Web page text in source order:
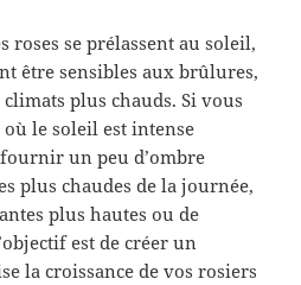
roses se prélassent au soleil,
être sensibles aux brûlures,
plus chauds. Si vous
le soleil est intense
un peu d’ombre
plus chaudes de la journée,
plus hautes ou de
est de créer un
la croissance de vos rosiers